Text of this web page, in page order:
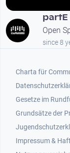
partE
Open
since 8
Footer 1
Charta für
Gesetze im
Grundsätze der
Impressum &